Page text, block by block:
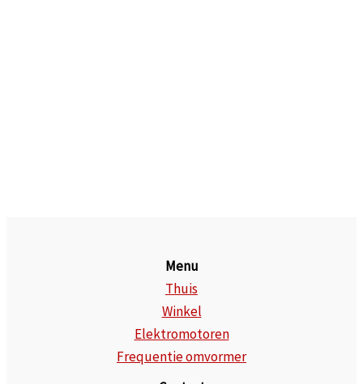
Menu
Thuis
Winkel
Elektromotoren
Frequentie omvormer